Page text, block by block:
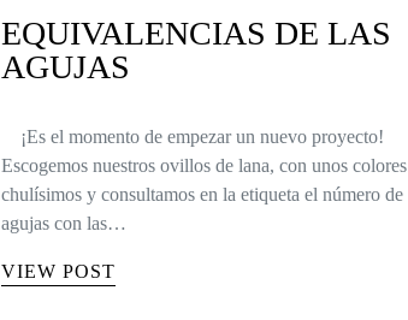
EQUIVALENCIAS DE LAS
AGUJAS
¡Es el momento de empezar un nuevo proyecto!
Escogemos nuestros ovillos de lana, con unos colores
chulísimos y consultamos en la etiqueta el número de
agujas con las…
VIEW POST